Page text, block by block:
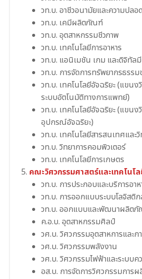
วท.บ. อาชีวอนามัยและความปลอ
วท.บ. เคมีผลิตภัณฑ์
วท.บ. อุตสาหกรรมชีวภาพ
วท.บ. เทคโนโลยีการอาหาร
วท.บ. แอนิเมชัน เกม และดิจิทัลมี
วท.บ. การจัดการทรัพยากรธรร
วท.บ. เทคโนโลยีอัจฉริยะ (แขนง
ระบบอัตโนมัติทางการแพทย์)
วท.บ. เทคโนโลยีอัจฉริยะ (แขน
อุปกรณ์อัจฉริยะ)
วท.บ. เทคโนโลยีสารสนเทศและ
วท.บ. วิทยาการคอมพิวเตอร์
วท.บ. เทคโนโลยีการเกษตร
คณะวิศวกรรมศาสตร์และเทคโนโ
วท.บ. การประกอบและบริการอาห
วท.บ. การออกแบบระบบโลจิสติ
วท.บ. ออกแบบและพัฒนาผลิต
ค.อ.บ. อุตสาหกรรมศิลป์
วศ.บ. วิศวกรรมอุตสาหการและก
วศ.บ. วิศวกรรมพลังงาน
วศ.บ. วิศวกรรมไฟฟ้าและระบบ
อส.บ. การจัดการวิศวกรรมการ